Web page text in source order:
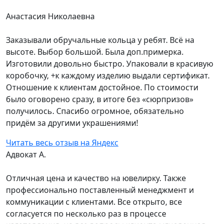
Анастасия Николаевна
Заказывали обручальные кольца у ребят. Всё на
высоте. Выбор большой. Была доп.примерка.
Изготовили довольно быстро. Упаковали в красивую
коробочку, +к каждому изделию выдали сертификат.
Отношение к клиентам достойное. По стоимости
было оговорено сразу, в итоге без «сюрпризов»
получилось. Спасибо огромное, обязательно
придём за другими украшениями!
Читать весь отзыв на Яндекс
Адвокат А.
Отличная цена и качество на ювелирку. Также
профессионально поставленный менеджмент и
коммуникации с клиентами. Все открыто, все
согласуется по несколько раз в процессе